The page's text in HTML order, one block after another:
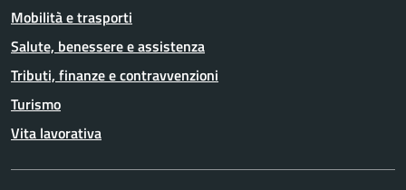
Mobilità e trasporti
Salute, benessere e assistenza
Tributi, finanze e contravvenzioni
Turismo
Vita lavorativa